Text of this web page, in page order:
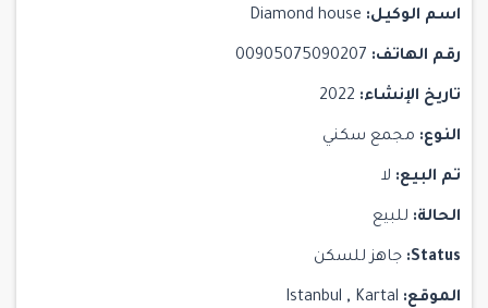
اسم الوكيل:
رقم الهاتف:
تاريخ الإنشاء:
النوع: مجمع سكني
تم البيع:
الحالة:
Status: جاهز للسكن
الموقع: Istanbul , Kartal